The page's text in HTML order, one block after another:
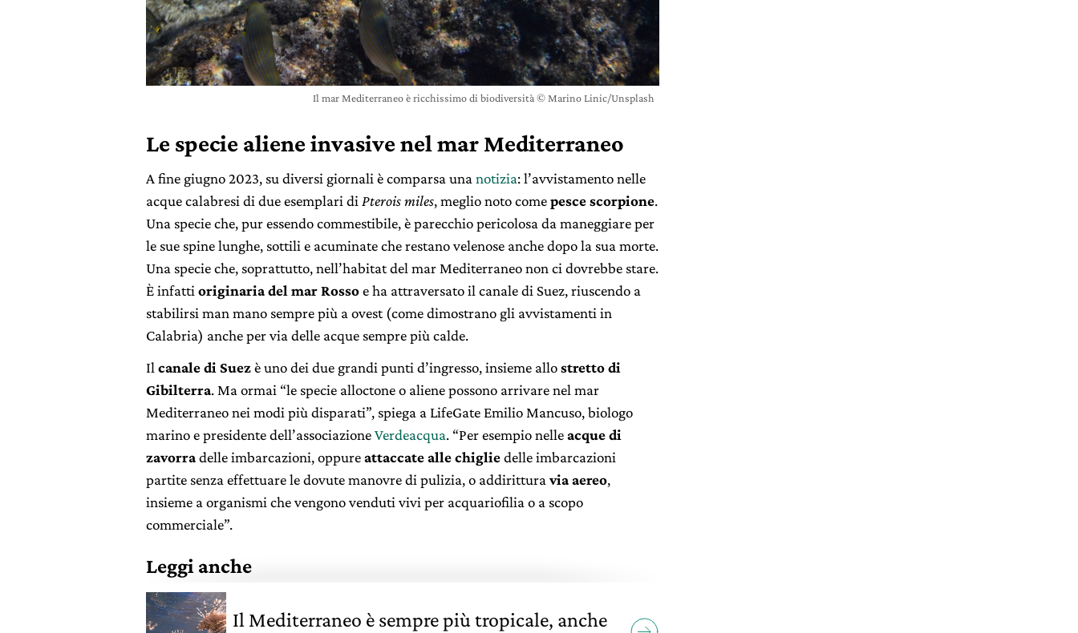
Il mar Mediterraneo è ricchissimo di biodiversità © Marino Linic/Unsplash
Le specie aliene invasive nel mar Mediterraneo
A fine giugno 2023, su diversi giornali è comparsa una notizia: l’avvistamento nelle
acque calabresi di due esemplari di Pterois miles, meglio noto comepesce scorpione.
Una specie che, pur essendo commestibile, è parecchio pericolosa da maneggiare per
le sue spine lunghe, sottili e acuminate che restano velenose anche dopo la sua morte.
Una specie che, soprattutto, nell’habitat del mar Mediterraneo non ci dovrebbe stare.
È infatti originaria del mar Rossoe ha attraversato il canale di Suez, riuscendo a
stabilirsi man mano sempre più a ovest (come dimostrano gli avvistamenti in
Calabria) anche per via delle acque sempre più calde.
Il canale di Suezè uno dei due grandi punti d’ingresso, insieme allostretto di
Gibilterra. Ma ormai “le specie alloctone o aliene possono arrivare nel mar
Mediterraneo nei modi più disparati”, spiega a LifeGate Emilio Mancuso, biologo
marino e presidente dell’associazioneVerdeacqua. “Per esempio nelleacque di
zavorradelle imbarcazioni, oppureattaccate alle chigliedelle imbarcazioni
partite senza effettuare le dovute manovre di pulizia, o addirittura via aereo,
insieme a organismi che vengono venduti vivi per acquariofilia o a scopo
commerciale”.
Leggi anche
Il Mediterraneo è sempre più tropicale, anche